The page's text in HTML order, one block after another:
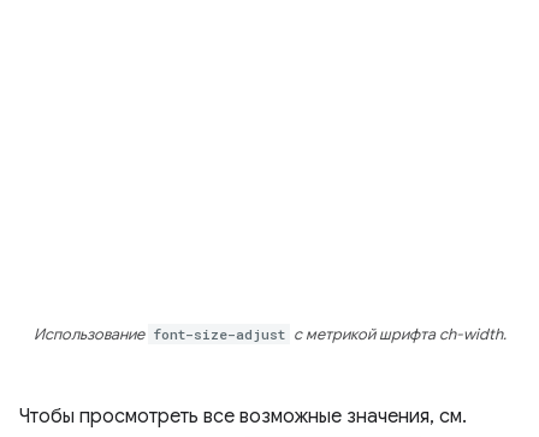
Использование font-size-adjust с метрикой шрифта ch-width.
Чтобы просмотреть все возможные значения, см.